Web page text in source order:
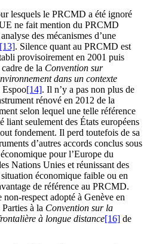
lesquels le PRCMD a été ignoré
ne fait mention du PRCMD
des mécanismes d’une
[13]. Silence quant au PRCMD est
provisoirement en 2001 puis
de la Convention sur
dans un contexte
Espoo[14]. Il n’y a pas non plus de
rénové en 2012 de la
selon lequel une telle référence
liant seulement des États européens
fondement. Il perd toutefois de sa
d’autres accords conclus sous
pour l’Europe du
Nations Unies et réunissant des
économique faible ou en
de référence au PRCMD.
respect adopté à Genève en
à la Convention sur la
à longue distance[16] de